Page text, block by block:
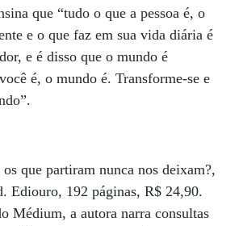
que “tudo o que a pessoa é, o
e o que faz em sua vida diária é
e é disso que o mundo é
é, o mundo é. Transforme-se e
que partiram nunca nos deixam?,
Ediouro, 192 páginas, R$ 24,90.
Médium, a autora narra consultas